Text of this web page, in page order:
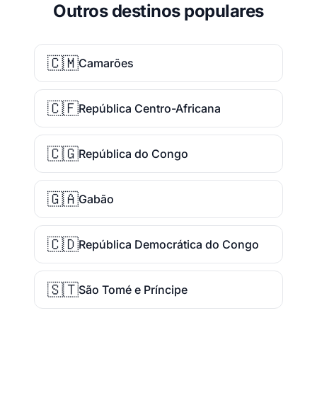
Outros destinos populares
🇨🇲Camarões
🇨🇫República Centro-Africana
🇨🇬República do Congo
🇬🇦Gabão
🇨🇩República Democrática do Congo
🇸🇹São Tomé e Príncipe